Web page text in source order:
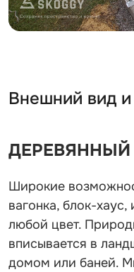
Внешний вид и
Широкие
вагонка, блок-
любой цвет.
вписывается в
домом или баней.